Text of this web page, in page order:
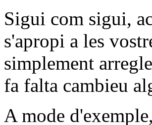
Sigui com sigui,
s'apropi a les
simplement
fa falta cambieu
A mode